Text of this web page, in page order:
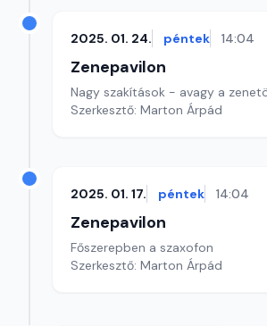
2025. 01. 24. péntek 14:04
Zenepavilon
Nagy szakítások - avagy a
Szerkesztő: Marton Árpád
2025. 01. 17. péntek 14:04
Zenepavilon
Főszerepben a szaxofon
Szerkesztő: Marton Árpád